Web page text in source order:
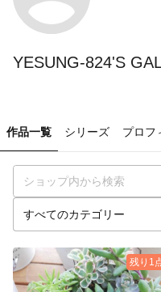
YESUNG-824'S
作品一覧 シリーズ プロフ
残り1